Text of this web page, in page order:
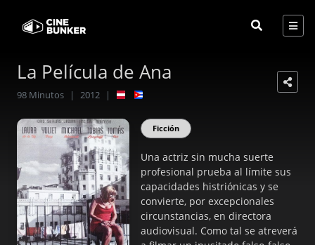
La Película de Ana
98 Minutos | 2012 |
Ficción
Una actriz sin mucha suerte
profesional prueba al límite sus
capacidades histriónicas y se
convierte, por excepcionales
circunstancias, en directora
audiovisual. Como tal se atreverá